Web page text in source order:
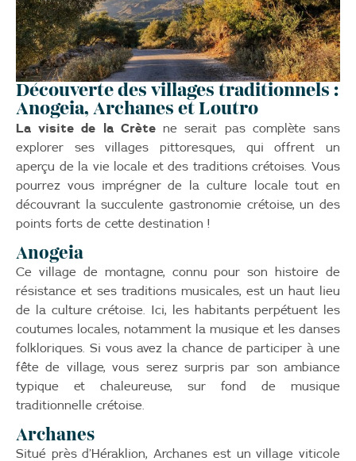
Découverte des villages traditionnels :
Anogeia, Archanes et Loutro
La visite de la Crètene serait pas complète sans
explorer ses villages pittoresques, qui offrent un
aperçu de la vie locale et des traditions crétoises. Vous
pourrez vous imprégner de la culture locale tout en
découvrant la succulente gastronomie crétoise, un des
points forts de cette destination !
Anogeia
Ce village de montagne, connu pour son histoire de
résistance et ses traditions musicales, est un haut lieu
de la culture crétoise. Ici, les habitants perpétuent les
coutumes locales, notamment la musique et les danses
folkloriques. Si vous avez la chance de participer à une
fête de village, vous serez surpris par son ambiance
typique et chaleureuse, sur fond de musique
traditionnelle crétoise.
Archanes
Situé près d’Héraklion, Archanes est un village viticole